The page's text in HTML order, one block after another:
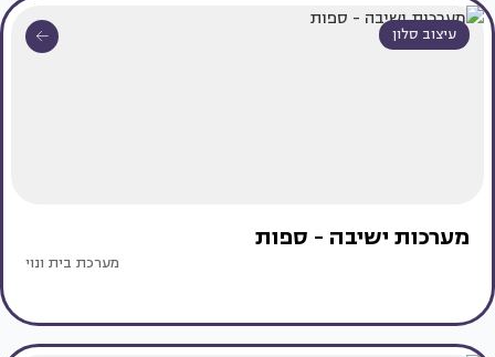
עיצוב סלון
מערכות ישיבה - ספות
מערכת בית ונוי